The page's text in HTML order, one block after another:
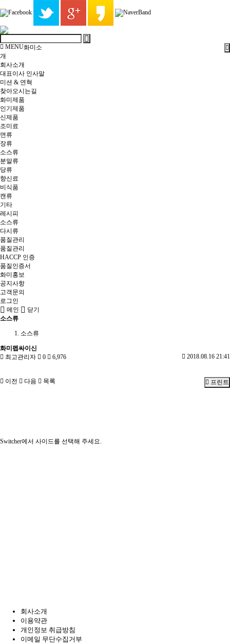
MENU화미소
개
회사소개
대표이사 인사말
미션 & 연혁
찾아오시는길
화미제품
인기제품
신제품
조미료
면류
장류
소스류
분말류
당류
향신료
비식품
캔류
기타
레시피
소스류
다시류
품질관리
품질관리
HACCP 인증
품질인증서
화미홍보
공지사항
고객문의
로그인
메인
닫기
소스류
소스류
화미펩싸이신
최고관리자
0 6,976 2018.08.16 21:41
프린트
이전 다음 목록
Switcher에서 사이드를 선택해 주세요.
회사소개
이용약관
개인정보 취급방침
이메일 무단수집거부